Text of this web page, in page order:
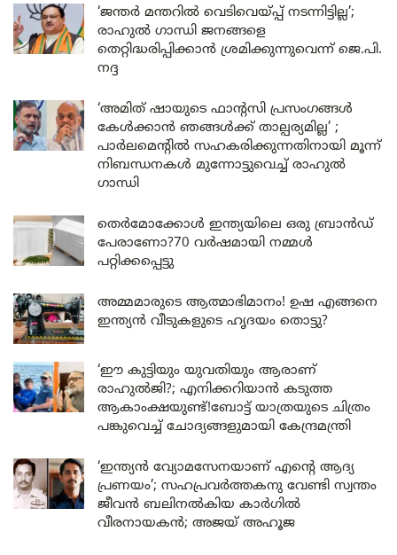
‘ജന്തർ മന്തറിൽ വെടിവെയ്പ്പ് നടന്നിട്ടില്ല’;
രാഹുൽ ഗാന്ധി ജനങ്ങളെ
തെറ്റിദ്ധരിപ്പിക്കാൻ ശ്രമിക്കുന്നുവെന്ന് ജെ.പി.
നദ്ദ
‘അമിത് ഷായുടെ ഫാന്റസി പ്രസംഗങ്ങൾ
കേൾക്കാൻ ഞങ്ങൾക്ക് താല്പര്യമില്ല’ ;
പാർലമെന്റിൽ സഹകരിക്കുന്നതിനായി മൂന്ന്
നിബന്ധനകൾ മുന്നോട്ടുവെച്ച് രാഹുൽ
ഗാന്ധി
തെർമോക്കോൾ ഇന്ത്യയിലെ ഒരു ബ്രാൻഡ്
പേരാണോ?70 വർഷമായി നമ്മൾ
പറ്റിക്കപ്പെട്ടു
അമ്മമാരുടെ ആത്മാഭിമാനം! ഉഷ എങ്ങനെ
ഇന്ത്യൻ വീടുകളുടെ ഹൃദയം തൊട്ടു?
‘ഈ കുട്ടിയും യുവതിയും ആരാണ്
രാഹുൽജി?; എനിക്കറിയാൻ കടുത്ത
ആകാംക്ഷയുണ്ട്!ബോട്ട് യാത്രയുടെ ചിത്രം
പങ്കുവെച്ച് ചോദ്യങ്ങളുമായി കേന്ദ്രമന്ത്രി
‘ഇന്ത്യൻ വ്യോമസേനയാണ് എന്റെ ആദ്യ
പ്രണയം’; സഹപ്രവർത്തകനു വേണ്ടി സ്വന്തം
ജീവൻ ബലിനൽകിയ കാർഗിൽ
വീരനായകൻ; അജയ് അഹൂജ